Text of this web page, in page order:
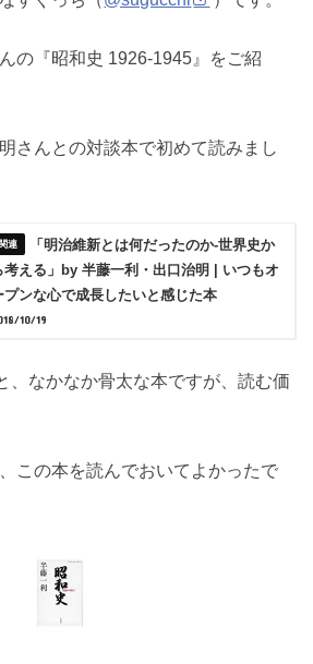
の『昭和史 1926-1945』をご紹
さんとの対談本で初めて読みまし
「明治維新とは何だったのか-世界史か
考える」by 半藤一利・出口治明 | いつもオ
プンな心で成長したいと感じた本
10/19
、なかなか骨太な本ですが、読む価
この本を読んでおいてよかったで